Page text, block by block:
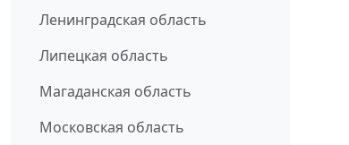
Ленинградская область
Липецкая область
Магаданская область
Московская область